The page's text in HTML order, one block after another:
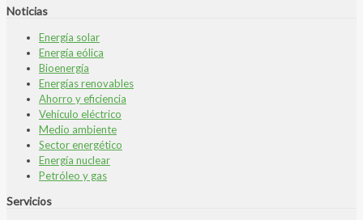
Noticias
Energía solar
Energía eólica
Bioenergía
Energías renovables
Ahorro y eficiencia
Vehículo eléctrico
Medio ambiente
Sector energético
Energía nuclear
Petróleo y gas
Servicios